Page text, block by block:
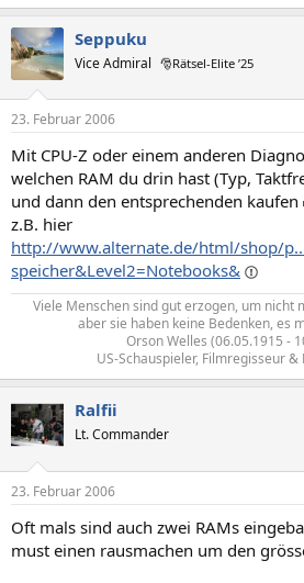
Seppuku
Vice Admiral 🎅Rätsel-Elite ’25
23. Februar 2006
Mit CPU-Z oder einem anderen
welchen RAM du drin hast (Typ,
und dann den entsprechenden kaufen
z.B. hier
http://www.alternate.de/html/shop/
speicher&Level2=Notebooks&
Viele Menschen sind gut erzogen, um nicht
aber sie haben keine Bedenken, es
Orson Welles (06.05.1915 -
US-Schauspieler, Filmregisseur
Ralfii
Lt. Commander
23. Februar 2006
Oft mals sind auch zwei RAMs
must einen rausmachen um den